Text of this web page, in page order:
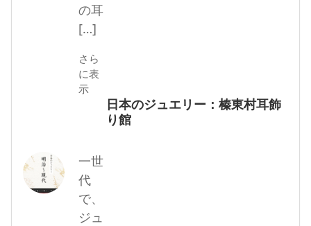
日本のジュエリー：榛東村耳飾
り館
の耳
[…]
さら
に表
示
一世
代
で、
ジュ